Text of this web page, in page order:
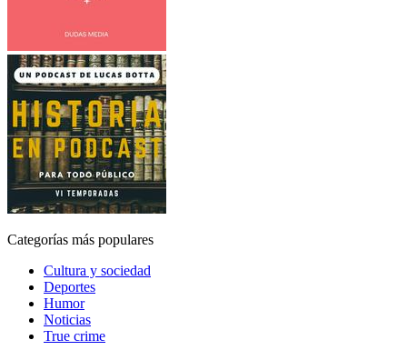
Categorías más populares
Cultura y sociedad
Deportes
Humor
Noticias
True crime